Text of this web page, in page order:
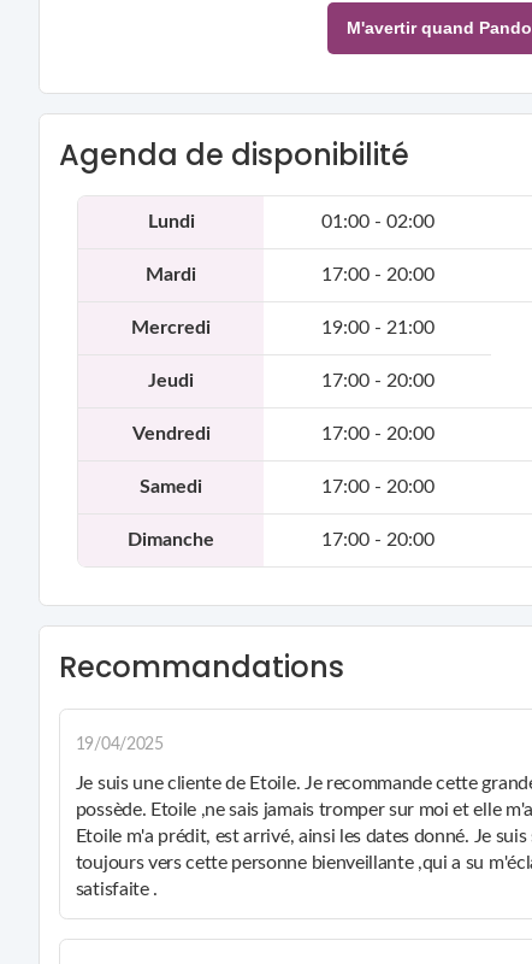
M'avertir quand
Agenda de disponibilité
Lundi 01:00 - 02:00
Mardi 17:00 - 20:00
Mercredi 19:00 - 21:00
Jeudi 17:00 - 20:00
Vendredi 17:00 - 20:00
Samedi 17:00 - 20:00
Dimanche 17:00 - 20:00
Recommandations
19/04/2025
Je suis une cliente de Etoile. Je recommande cette
possède. Etoile ,ne sais jamais tromper sur moi et elle
Etoile m'a prédit, est arrivé, ainsi les dates donné. Je
toujours vers cette personne bienveillante ,qui a su
satisfaite .